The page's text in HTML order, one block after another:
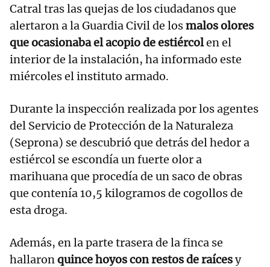
Catral tras las quejas de los ciudadanos que
alertaron a la Guardia Civil de losmalos olores
que ocasionaba el acopio de estiércolen el
interior de la instalación, ha informado este
miércoles el instituto armado.
Durante la inspección realizada por los agentes
del Servicio de Protección de la Naturaleza
(Seprona) se descubrió que detrás del hedor a
estiércol se escondía un fuerte olor a
marihuana que procedía de un saco de obras
que contenía 10,5 kilogramos de cogollos de
esta droga.
Además, en la parte trasera de la finca se
hallaronquince hoyos con restos de raícesy